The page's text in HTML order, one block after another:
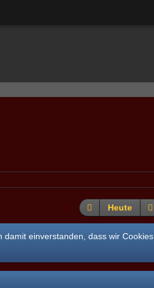
Heute
damit einverstanden, dass wir Cookies